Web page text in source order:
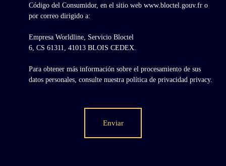
Código del Consumidor, en el sitio web www.bloctel.gouv.fr o
por correo dirigido a:
Empresa Worldline, Servicio Bloctel
6, CS 61311, 41013 BLOIS CEDEX.
Para obtener más información sobre el procesamiento de sus
datos personales, consulte nuestra política de privacidad privacy.
Enviar